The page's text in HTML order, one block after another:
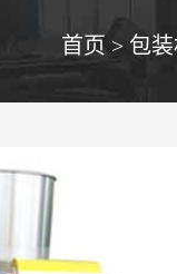
首页 > 包